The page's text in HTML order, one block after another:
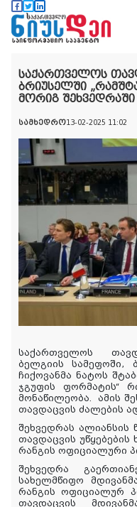
საქართველოს
ბრიუსელში
მორიგ
სამხედრო13-02-2025 11:02
საქართველოს
ბელგიის სამეფოში,
ჩიქოვანმა ნატოს
ჯგუფის ფორმატის“
მონაწილეობა. ამის
თავდაცვის ძალების
შეხვედრას ალიანსის
თავდაცვის
რანგის ოფიციალური
შეხვედრა
სახელმწიფო
რანგის ოფიციალურ
თავდაცვის